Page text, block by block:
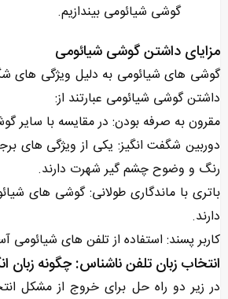
گوشی شیائومی بیندازیم.
مزایای داشتن گوشی شیائومی
گوشی‌ های شیائومی به دلیل ویژگی‌ های
داشتن گوشی شیائومی عبارتند از:
مقرون به صرفه بودن: در مقایسه با سایر
دوربین شگفت انگیز: یکی از ویژگی های
رنگ و وضوح چشم گیر شهرت دارند.
باتری با ماندگاری طولانی: گوشی های
دارند.
کاربر پسند: استفاده از تلفن های
انتخاب زبان تلفن ناشناس: چگونه زبان
در زیر دو راه حل برای خروج از مشکل